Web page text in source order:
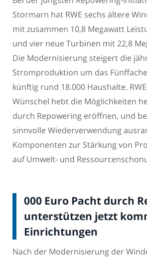
Stormarn hat RWE sechs ältere
mit zusammen 10,8 Megawatt
und vier neue Turbinen mit 22,8
Die Modernisierung steigert die
Stromproduktion um das
künftig rund 18.000 Haushalte.
Wünschel hebt die Möglichkeiten
durch Repowering eröffnen, und
sinnvolle Wiederverwendung
Komponenten zur Stärkung von
auf Umwelt- und
000 Euro Pacht durch
unterstützen jetzt
Einrichtungen
Nach der Modernisierung der